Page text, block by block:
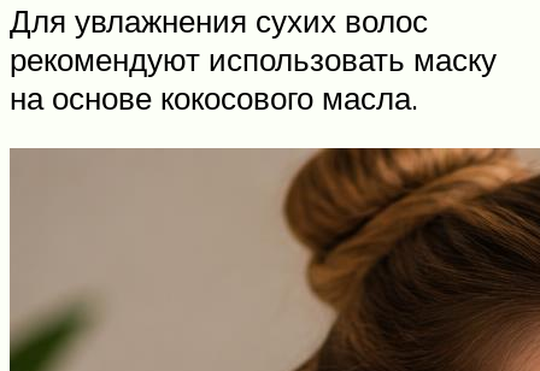
Для увлажнения сухих волос
рекомендуют использовать маску
на основе кокосового масла.